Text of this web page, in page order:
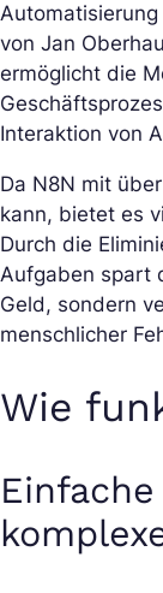
von Jan
ermöglicht die
Interaktion von
Da N8N mit über
kann, bietet es
Durch die
Aufgaben spart
Geld, sondern
menschlicher
Wie